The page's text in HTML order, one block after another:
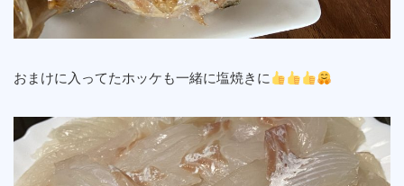
おまけに入ってたホッケも一緒に塩焼きに